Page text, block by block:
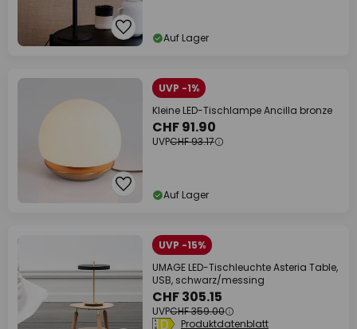
Auf Lager
UVP -1%
Kleine LED-Tischlampe Ancilla bronze
CHF 91.90
UVPCHF 93.17
Auf Lager
UVP -15%
UMAGE LED-Tischleuchte Asteria Table,
USB, schwarz/messing
CHF 305.15
UVPCHF 359.00
Produktdatenblatt